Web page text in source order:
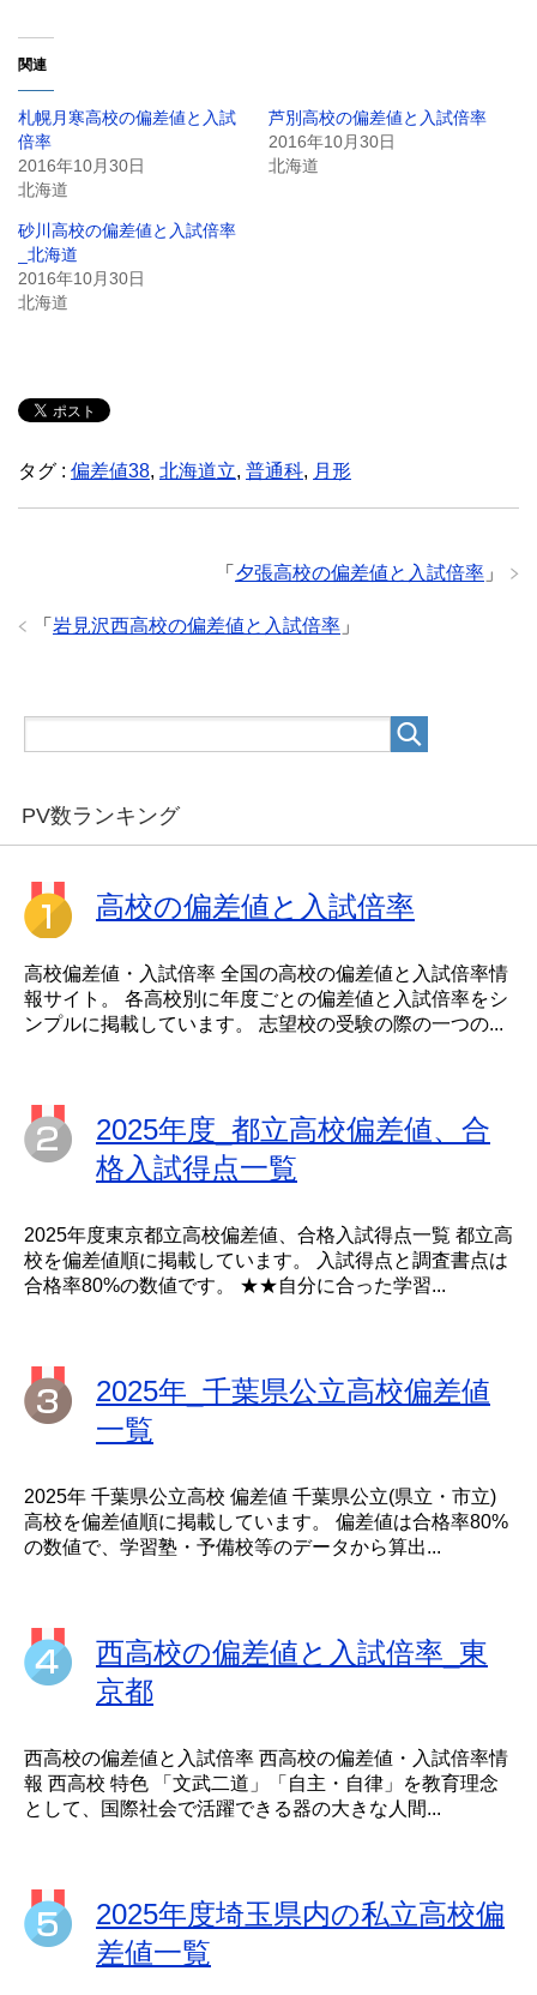
関連
札幌月寒高校の偏差値と入試
倍率
2016年10月30日
北海道
芦別高校の偏差値と入試倍率
2016年10月30日
北海道
砂川高校の偏差値と入試倍率
_北海道
2016年10月30日
北海道
タグ : 偏差値38, 北海道立, 普通科, 月形
「 夕張高校の偏差値と入試倍率 」
「 岩見沢西高校の偏差値と入試倍率 」
PV数ランキング
高校の偏差値と入試倍率
高校偏差値・入試倍率 全国の高校の偏差値と入試倍率情
報サイト。 各高校別に年度ごとの偏差値と入試倍率をシ
ンプルに掲載しています。 志望校の受験の際の一つの...
2025年度_都立高校偏差値、合
格入試得点一覧
2025年度東京都立高校偏差値、合格入試得点一覧 都立高
校を偏差値順に掲載しています。 入試得点と調査書点は
合格率80%の数値です。 ★★自分に合った学習...
2025年_千葉県公立高校偏差値
一覧
2025年 千葉県公立高校 偏差値 千葉県公立(県立・市立)
高校を偏差値順に掲載しています。 偏差値は合格率80%
の数値で、学習塾・予備校等のデータから算出...
西高校の偏差値と入試倍率_東
京都
西高校の偏差値と入試倍率 西高校の偏差値・入試倍率情
報 西高校 特色 「文武二道」「自主・自律」を教育理念
として、国際社会で活躍できる器の大きな人間...
2025年度埼玉県内の私立高校偏
差値一覧